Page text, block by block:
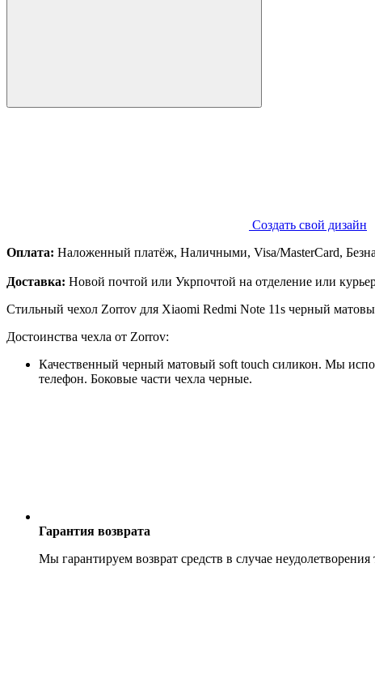
Создать свой дизайн
Оплата: Наложенный платёж, Наличными, Visa/MasterCard,
Доставка: Новой почтой или Укрпочтой на отделение или
Стильный чехол Zorrov для Xiaomi Redmi Note 11s черный
Достоинства чехла от Zorrov:
Качественный черный матовый soft touch силикон. Мы
телефон. Боковые части чехла черные.
Гарантия возврата
Мы гарантируем возврат средств в случае неудолетворения